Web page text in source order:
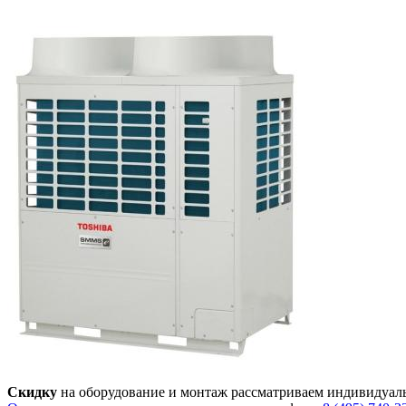
Скидку на оборудование и монтаж рассматриваем